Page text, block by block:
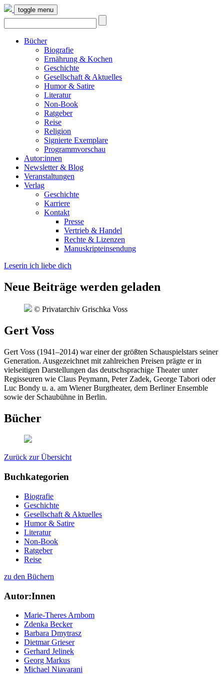
toggle menu
Bücher
Biografie
Ernährung & Kochen
Geschichte
Gesellschaft & Aktuelles
Humor & Satire
Literatur
Non-Book
Ratgeber
Reise
Religion
Signierte Exemplare
Programmvorschau
Autor:innen
Newsletter & Blog
Veranstaltungen
Verlag
Geschichte
Karriere
Kontakt
Presse
Vertrieb & Handel
Rechte & Lizenzen
Manuskripteinsendung
Leserin ich liebe dich
Neue Beiträge werden geladen
© Privatarchiv Grischka Voss
Gert Voss
Gert Voss (1941–2014) war einer der größten Schauspielstars seiner
Generation. Ausgezeichnet mit zahlreichen Preisen prägte er in
vielseitigen Darstellungen das deutschsprachige Theater unter
Regisseuren wie Claus Peymann, Peter Zadek, George Tabori oder
Luc Bondy u. a. am Wiener Burgtheater, dem Berliner Ensemble
sowie der Schaubühne in Berlin.
Bücher
Zurück zur Übersicht
Buchkategorien
Biografie
Geschichte
Gesellschaft & Aktuelles
Humor & Satire
Literatur
Non-Book
Ratgeber
Reise
zu den Büchern
Autor:Innen
Marie-Theres Arnbom
Zdenka Becker
Barbara Dmytrasz
Dietmar Grieser
Gerhard Jelinek
Georg Markus
Michael Niavarani